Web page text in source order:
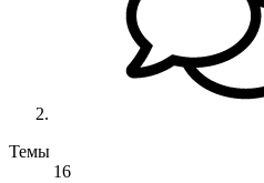
Темы
16